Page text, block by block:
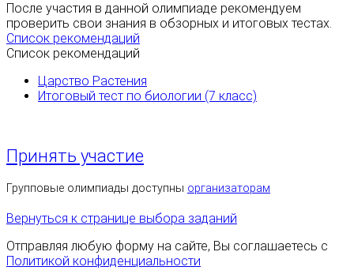
После участия в данной олимпиаде рекомендуем
проверить свои знания в обзорных и итоговых тестах.
Список рекомендаций
Список рекомендаций
Царство Растения
Итоговый тест по биологии (7 класс)
Принять участие
Групповые олимпиады доступны организаторам
Вернуться к странице выбора заданий
Отправляя любую форму на сайте, Вы соглашаетесь с
Политикой конфиденциальности